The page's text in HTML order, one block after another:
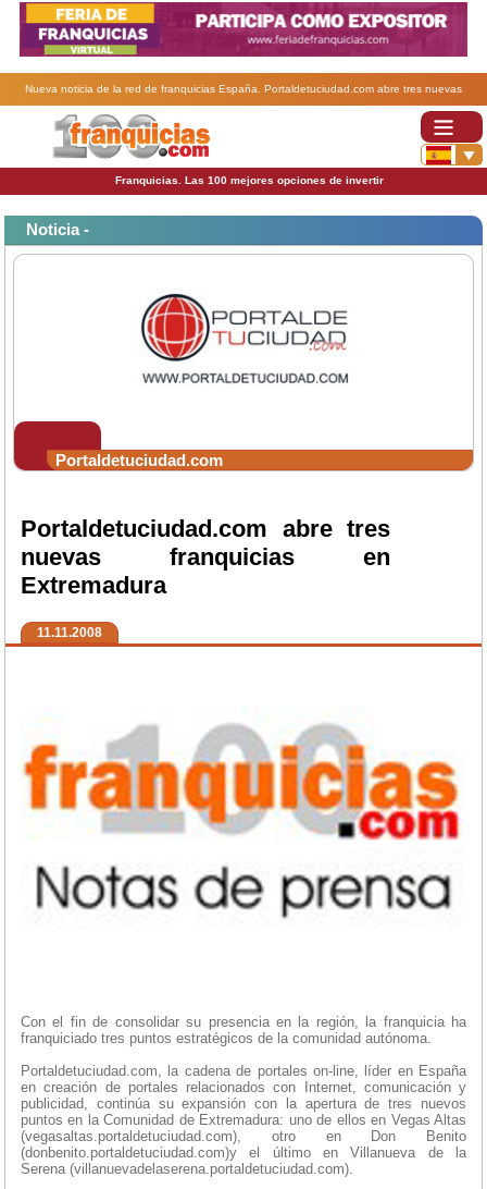
Nueva noticia de la red de franquicias España. Portaldetuciudad.com abre tres nuevas
franquicias en Extremadura.
Franquicias. Las 100 mejores opciones de invertir
Noticia -
Portaldetuciudad.com
Portaldetuciudad.com abre tres
nuevas franquicias en
Extremadura
11.11.2008
Con el fin de consolidar su presencia en la región, la franquicia ha
franquiciado tres puntos estratégicos de la comunidad autónoma.
Portaldetuciudad.com, la cadena de portales on-line, líder en España
en creación de portales relacionados con Internet, comunicación y
publicidad, continúa su expansión con la apertura de tres nuevos
puntos en la Comunidad de Extremadura: uno de ellos en Vegas Altas
(vegasaltas.portaldetuciudad.com), otro en Don Benito
(donbenito.portaldetuciudad.com)y el último en Villanueva de la
Serena (villanuevadelaserena.portaldetuciudad.com).